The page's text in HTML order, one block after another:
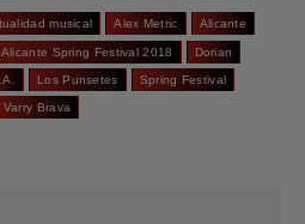
musical Alex Metric Alicante
Alicante Spring Festival 2018 Dorian
Los Punsetes Spring Festival
Varry Brava